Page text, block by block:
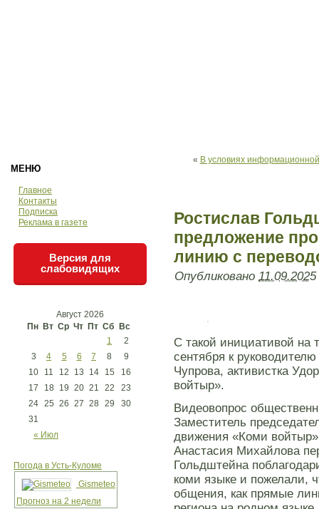
МЕНЮ
Главное
Контакты
Подписка
Реклама в газете
Версия для
слабовидящих
Август 2026
Пн Вт Ср Чт Пт Сб Вс
« Июл
1
2
3
4 5 6 7 8
9
10
11 12 13 14 15
16
17
18 19 20 21 22
23
24 25 26 27 28 29
30
31
Погода в Усть-Куломе
Gismeteo
Прогноз на 2 недели
« В условиях
Ростислав
предложение
линию с
Опубликовано 11.09.2025
С такой инициативой
сентября к
Чупрова, активистка
войтыр».
Видеовопрос
Заместитель
движения «Коми
Анастасия Михайлова
Гольдштейна
коми языке и пожелали,
общения, как прямые